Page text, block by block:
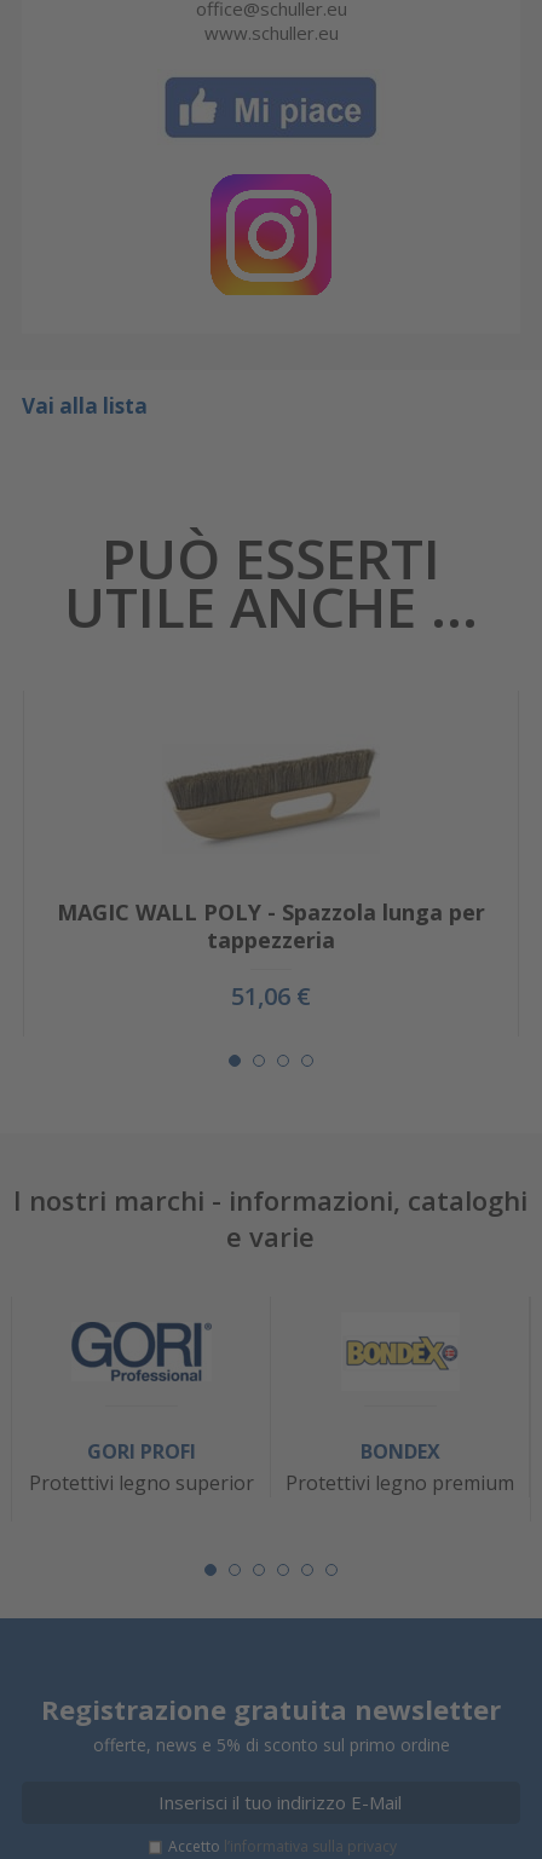
office@schuller.eu
www.schuller.eu
Vai alla lista
PUÒ ESSERTI
UTILE ANCHE ...
MAGIC WALL POLY - Spazzola lunga per
tappezzeria
51,06 €
I nostri marchi - informazioni, cataloghi
e varie
GORI PROFI
Protettivi legno superior
BONDEX
Protettivi legno premium
Registrazione gratuita newsletter
offerte, news e 5% di sconto sul primo ordine
Accetto l’informativa sulla privacy